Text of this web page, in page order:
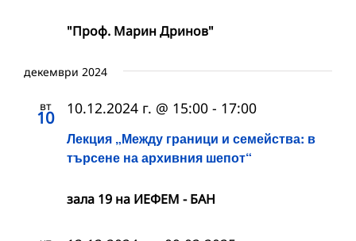
"Проф. Марин Дринов"
декември 2024
вт
10
Лекция „Между граници и семейства: в
търсене на архивния шепот“
10.12.2024 г. @ 15:00 - 17:00
зала 19 на ИЕФЕМ - БАН